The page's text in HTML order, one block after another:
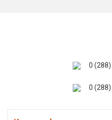
0 (288)
0 (288)